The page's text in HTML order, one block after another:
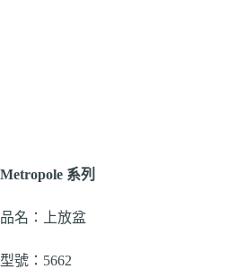
Metropole 系列
品名：上放盆
型號：5662